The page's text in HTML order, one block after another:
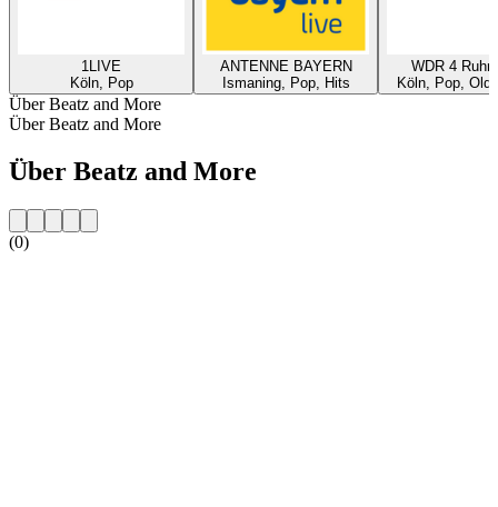
1LIVE
Köln, Pop
ANTENNE BAYERN
Ismaning, Pop, Hits
WDR 4
Köln, Pop,
Über Beatz and More
Über Beatz and More
Über Beatz and More
(0)